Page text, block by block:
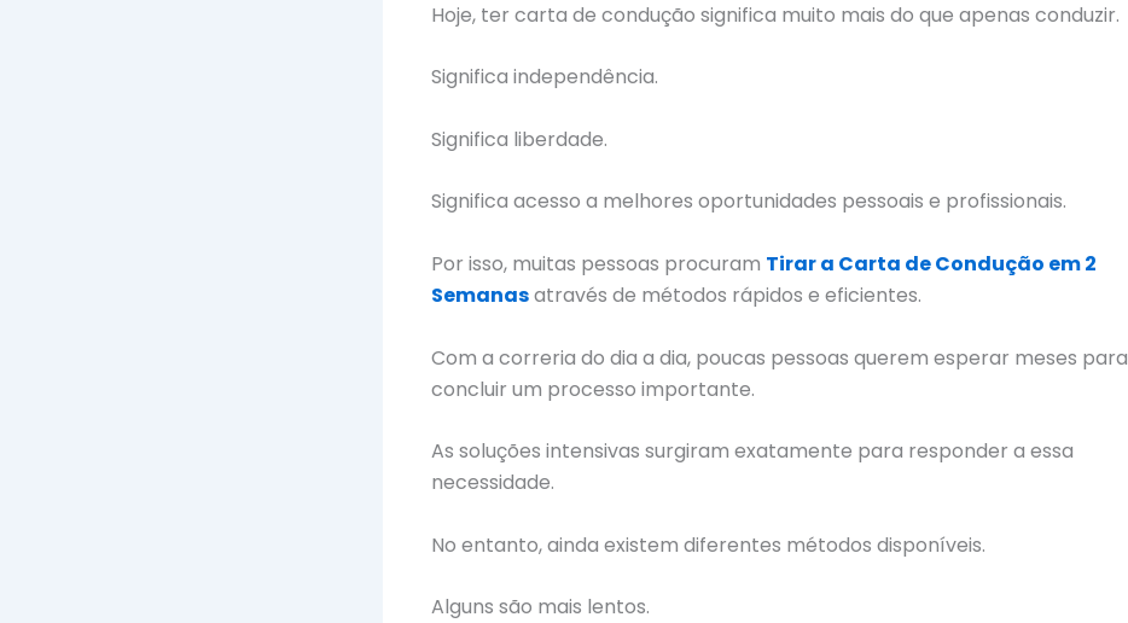
Hoje, ter carta de condução significa muito mais do que apenas conduzir.
Significa independência.
Significa liberdade.
Significa acesso a melhores oportunidades pessoais e profissionais.
Por isso, muitas pessoas procuram Tirar a Carta de Condução em 2
Semanasatravés de métodos rápidos e eficientes.
Com a correria do dia a dia, poucas pessoas querem esperar meses para
concluir um processo importante.
As soluções intensivas surgiram exatamente para responder a essa
necessidade.
No entanto, ainda existem diferentes métodos disponíveis.
Alguns são mais lentos.